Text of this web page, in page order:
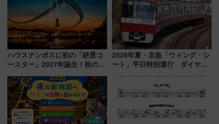
ハウステンボスに初の「絶景コ
ースター」2027年誕生！秋の
ろも一挙紹介
2026年夏・京急「ウィング・シ
ート」平日特別運行 ダイヤ・
三浦海岸を堪能できるお出かけ
プランもご紹介